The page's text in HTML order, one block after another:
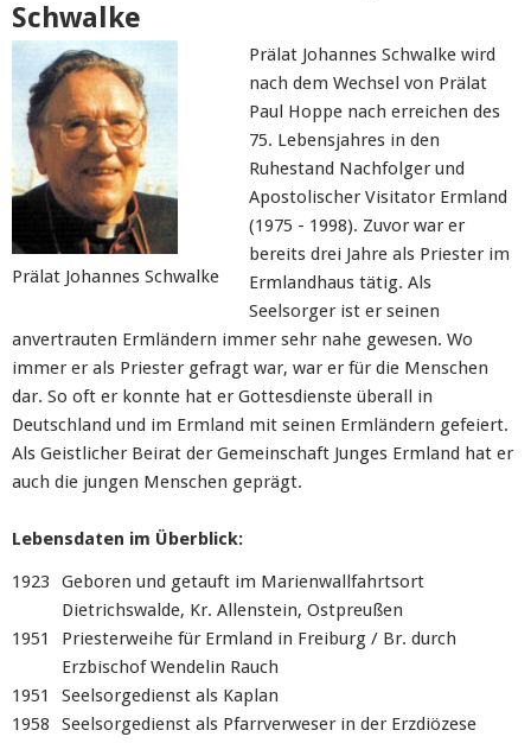
Schwalke
Prälat Johannes Schwalke
Prälat Johannes Schwalke wird
nach dem Wechsel von Prälat
Paul Hoppe nach erreichen des
75. Lebensjahres in den
Ruhestand Nachfolger und
Apostolischer Visitator Ermland
(1975 - 1998). Zuvor war er
bereits drei Jahre als Priester im
Ermlandhaus tätig. Als
Seelsorger ist er seinen
anvertrauten Ermländern immer sehr nahe gewesen. Wo
immer er als Priester gefragt war, war er für die Menschen
dar. So oft er konnte hat er Gottesdienste überall in
Deutschland und im Ermland mit seinen Ermländern gefeiert.
Als Geistlicher Beirat der Gemeinschaft Junges Ermland hat er
auch die jungen Menschen geprägt.
Lebensdaten im Überblick:
1923
Geboren und getauft im Marienwallfahrtsort
Dietrichswalde, Kr. Allenstein, Ostpreußen
1951
Priesterweihe für Ermland in Freiburg / Br. durch
Erzbischof Wendelin Rauch
1951
Seelsorgedienst als Kaplan
1958
Seelsorgedienst als Pfarrverweser in der Erzdiözese